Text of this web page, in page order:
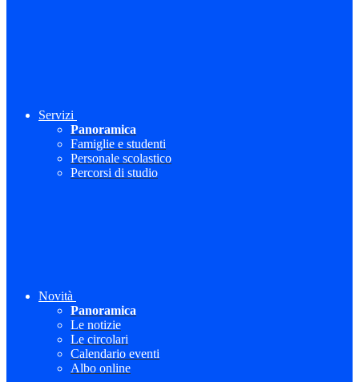
Servizi
Panoramica
Famiglie e studenti
Personale scolastico
Percorsi di studio
Novità
Panoramica
Le notizie
Le circolari
Calendario eventi
Albo online